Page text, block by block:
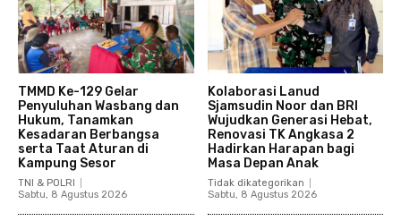
TMMD Ke-129 Gelar
Penyuluhan Wasbang dan
Hukum, Tanamkan
Kesadaran Berbangsa
serta Taat Aturan di
Kampung Sesor
TNI & POLRI
Sabtu, 8 Agustus 2026
Kolaborasi Lanud
Sjamsudin Noor dan BRI
Wujudkan Generasi Hebat,
Renovasi TK Angkasa 2
Hadirkan Harapan bagi
Masa Depan Anak
Tidak dikategorikan
Sabtu, 8 Agustus 2026